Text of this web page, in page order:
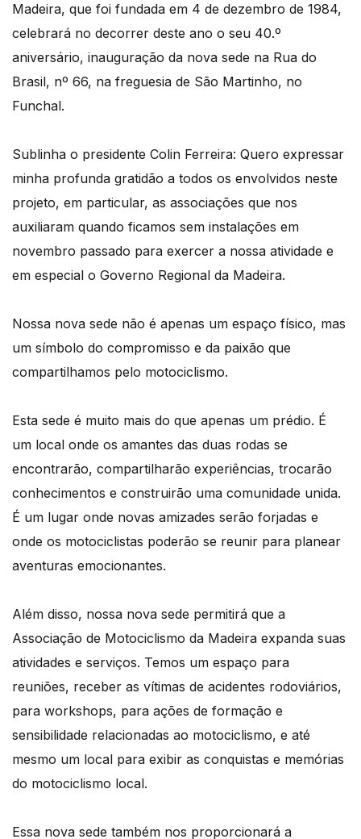
Madeira, que foi fundada em 4 de dezembro de 1984,
celebrará no decorrer deste ano o seu 40.º
aniversário, inauguração da nova sede na Rua do
Brasil, nº 66, na freguesia de São Martinho, no
Funchal.
Sublinha o presidente Colin Ferreira: Quero expressar
minha profunda gratidão a todos os envolvidos neste
projeto, em particular, as associações que nos
auxiliaram quando ficamos sem instalações em
novembro passado para exercer a nossa atividade e
em especial o Governo Regional da Madeira.
Nossa nova sede não é apenas um espaço físico, mas
um símbolo do compromisso e da paixão que
compartilhamos pelo motociclismo.
Esta sede é muito mais do que apenas um prédio. É
um local onde os amantes das duas rodas se
encontrarão, compartilharão experiências, trocarão
conhecimentos e construirão uma comunidade unida.
É um lugar onde novas amizades serão forjadas e
onde os motociclistas poderão se reunir para planear
aventuras emocionantes.
Além disso, nossa nova sede permitirá que a
Associação de Motociclismo da Madeira expanda suas
atividades e serviços. Temos um espaço para
reuniões, receber as vítimas de acidentes rodoviários,
para workshops, para ações de formação e
sensibilidade relacionadas ao motociclismo, e até
mesmo um local para exibir as conquistas e memórias
do motociclismo local.
Essa nova sede também nos proporcionará a